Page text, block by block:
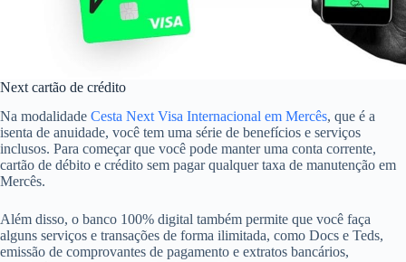
Next cartão de crédito
Na modalidade Cesta Next Visa Internacional em Mercês, que é a
isenta de anuidade, você tem uma série de benefícios e serviços
inclusos. Para começar que você pode manter uma conta corrente,
cartão de débito e crédito sem pagar qualquer taxa de manutenção em
Mercês.
Além disso, o banco 100% digital também permite que você faça
alguns serviços e transações de forma ilimitada, como Docs e Teds,
emissão de comprovantes de pagamento e extratos bancários,